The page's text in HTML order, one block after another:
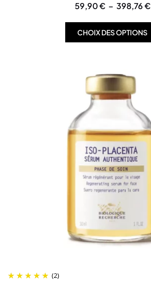
59,90€ – 398,76€
CHOIX DES OPTIONS
(2)